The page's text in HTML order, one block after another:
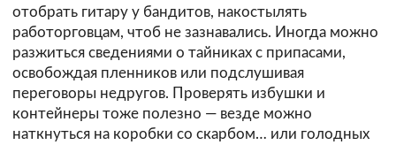
отобрать гитару у бандитов, накостылять
работорговцам, чтоб не зазнавались. Иногда можно
разжиться сведениями о тайниках с припасами,
освобождая пленников или подслушивая
переговоры недругов. Проверять избушки и
контейнеры тоже полезно — везде можно
наткнуться на коробки со скарбом… или голодных